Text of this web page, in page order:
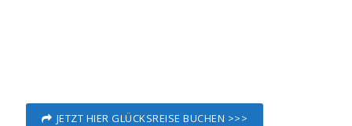
JETZT HIER GLÜCKSREISE BUCHEN >>>